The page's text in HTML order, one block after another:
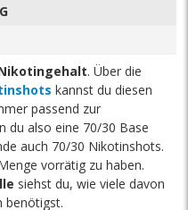
. Über die
kannst du diesen
passend zur
du also eine 70/30 Base
auch 70/30 Nikotinshots.
vorrätig zu haben.
siehst du, wie viele davon
benötigst.